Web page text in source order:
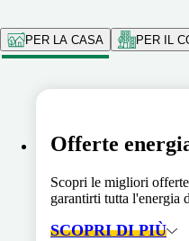
PER LA CASA PER IL
Offerte
Scopri le migliori
garantirti tutta l'energia
SCOPRI DI PIÙ